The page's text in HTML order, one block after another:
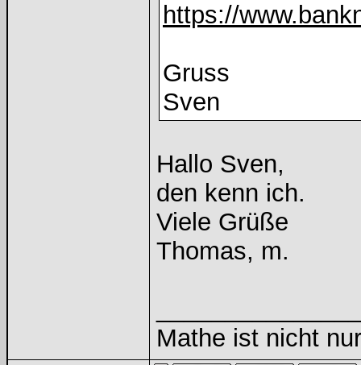
https://
Gruss
Sven
Hallo Sven,
den kenn ich.
Viele Grüße
Thomas, m.
Mathe ist nicht